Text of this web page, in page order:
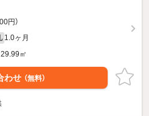
円）
1.0ヶ月
㎡
わせ （無料）